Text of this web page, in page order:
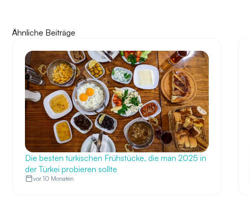
Ähnliche Beiträge
Die besten türkischen Frühstücke, die man 2025 in
der Türkei probieren sollte
vor 10 Monaten